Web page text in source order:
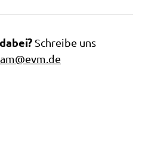
Schreibe uns